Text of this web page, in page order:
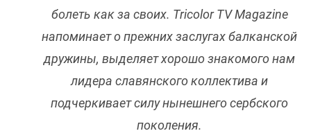
болеть как за своих. Tricolor TV Magazine
напоминает о прежних заслугах балканской
дружины, выделяет хорошо знакомого нам
лидера славянского коллектива и
подчеркивает силу нынешнего сербского
поколения.